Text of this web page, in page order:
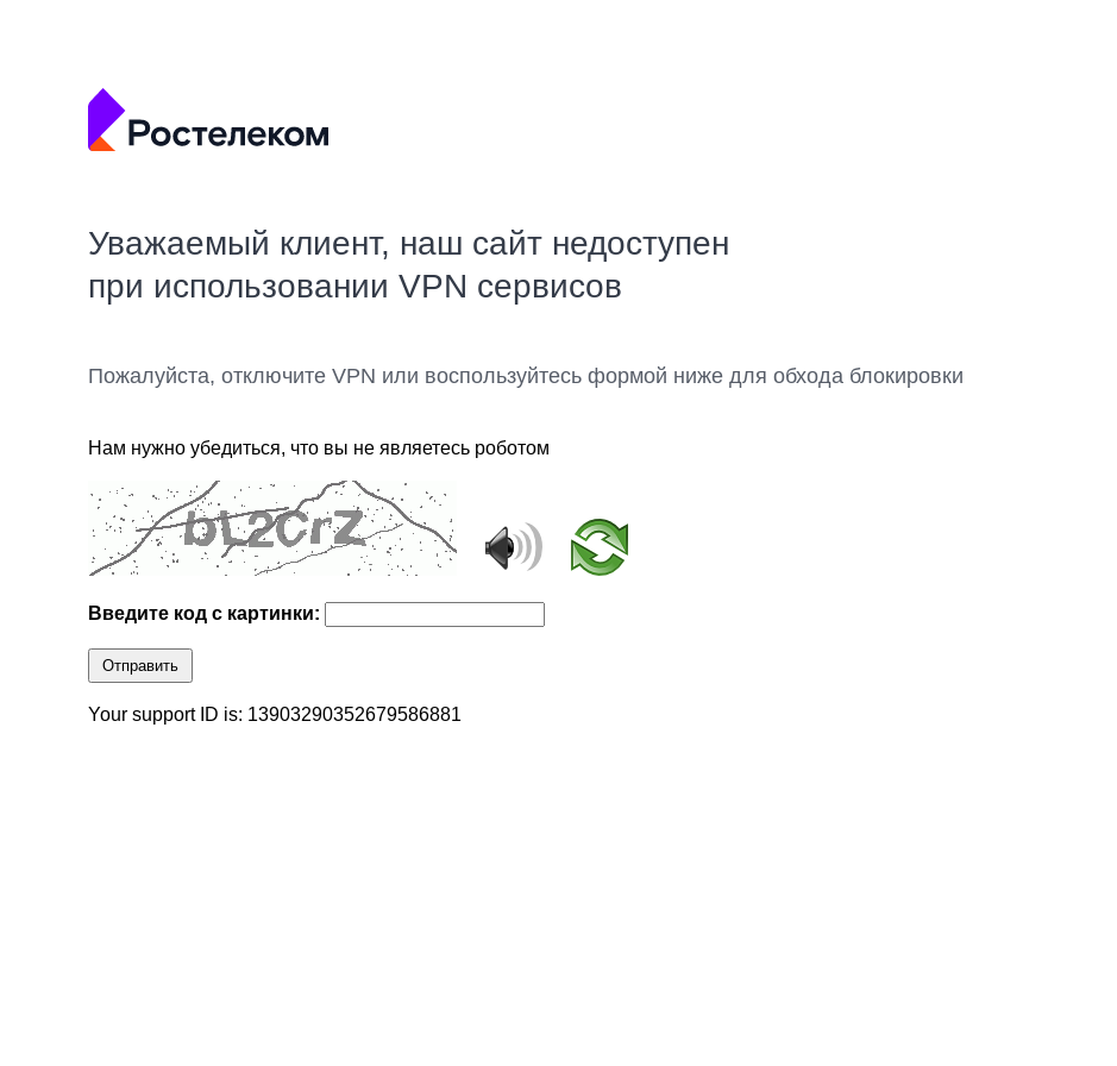
Уважаемый клиент, наш сайт недоступен
при использовании VPN сервисов
Пожалуйста, отключите VPN или воспользуйтесь формой ниже для обхода блокировки
Нам нужно убедиться, что вы не являетесь роботом
Введите код с картинки:
Отправить
Your support ID is: 13903290352679586881